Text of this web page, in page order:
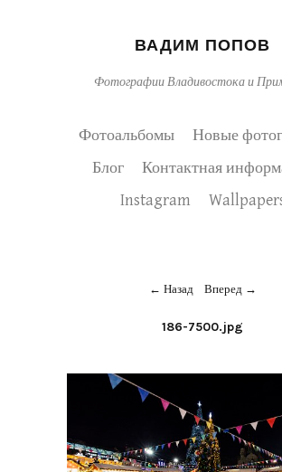
ВАДИМ ПОПОВ
Фотографии Владивостока и
Фотоальбомы
Новые
Блог
Контактная
Instagram
Назад Вперед
186-7500.jpg